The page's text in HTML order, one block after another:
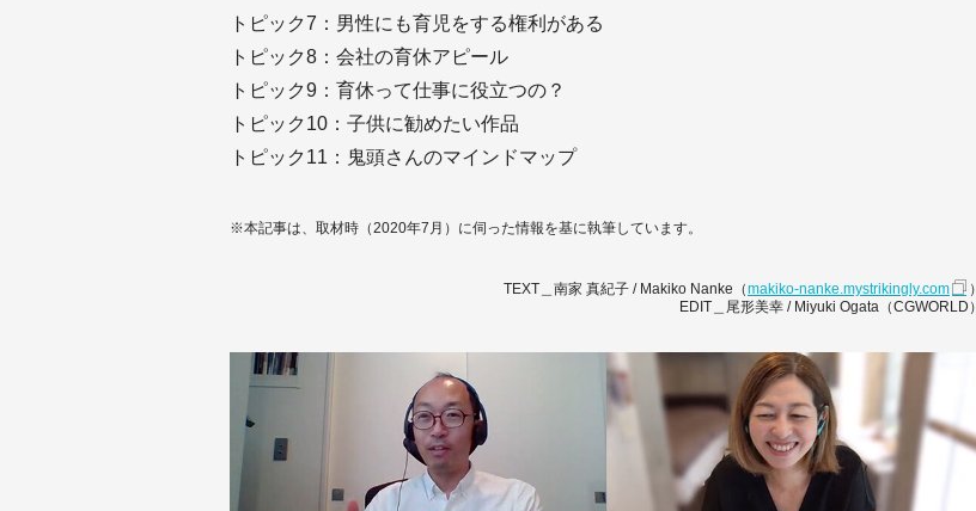
トピック7：男性にも育児をする権利がある
トピック8：会社の育休アピール
トピック9：育休って仕事に役立つの？
トピック10：子供に勧めたい作品
トピック11：鬼頭さんのマインドマップ
※本記事は、取材時（2020年7月）に伺った情報を基に執筆しています。
TEXT＿南家 真紀子 / Makiko Nanke（makiko-nanke.mystrikingly.com
）
EDIT＿尾形美幸 / Miyuki Ogata（CGWORLD）